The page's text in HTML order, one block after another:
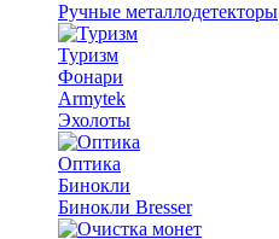
Ручные металлодетекторы
Туризм
Фонари
Armytek
Эхолоты
Оптика
Бинокли
Бинокли Bresser